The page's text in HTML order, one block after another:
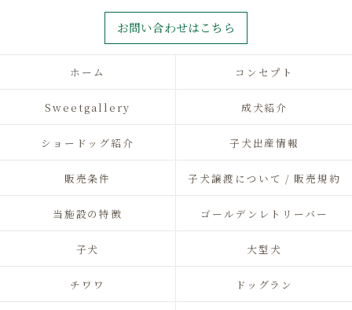
お問い合わせはこちら
ホーム コンセプト
Sweetgallery 成犬紹介
ショードッグ紹介 子犬出産情報
販売条件 子犬譲渡について / 販売規約
当施設の特徴 ゴールデンレトリーバー
子犬 大型犬
チワワ ドッグラン